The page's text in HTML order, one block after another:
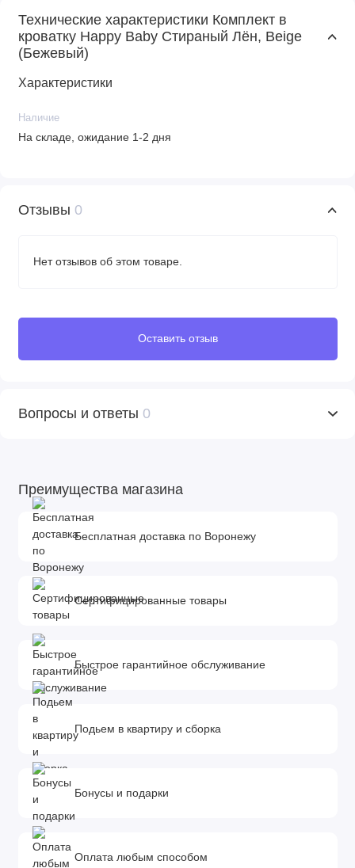
Технические характеристики Комплект в
кроватку Happy Baby Стираный Лён, Beige
(Бежевый)
Характеристики
Наличие
На складе, ожидание 1-2 дня
Отзывы 0
Нет отзывов об этом товаре.
Оставить отзыв
Вопросы и ответы 0
Преимущества магазина
Бесплатная доставка по Воронежу
Сертифицированные товары
Быстрое гарантийное обслуживание
Подьем в квартиру и сборка
Бонусы и подарки
Оплата любым способом